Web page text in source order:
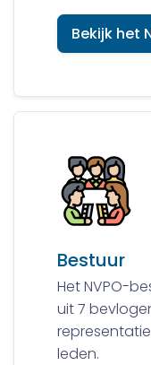
Bekijk het
Bestuur
Het NVPO-
uit 7
leden.